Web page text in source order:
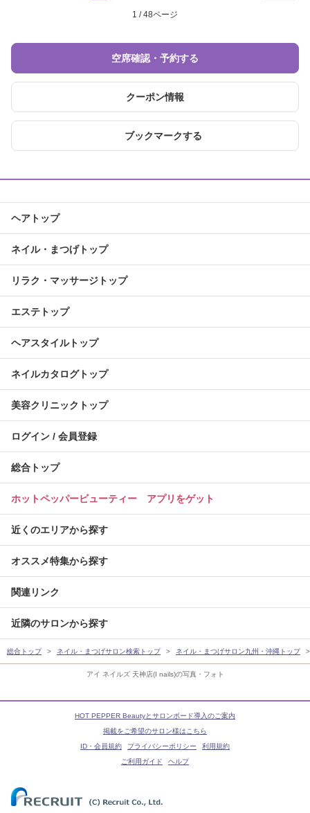
アイ ネイルズ 天神店(I nails)の写真・フォト
1 / 48ページ
空席確認・予約する
クーポン情報
ブックマークする
ヘアトップ
ネイル・まつげトップ
リラク・マッサージトップ
エステトップ
ヘアスタイルトップ
ネイルカタログトップ
美容クリニックトップ
ログイン / 会員登録
総合トップ
ホットペッパービューティー アプリをゲット
近くのエリアから探す
オススメ特集から探す
関連リンク
近隣のサロンから探す
総合トップ ネイル・まつげサロン検索トップ ネイル・まつげサロン九州・沖縄トップ
HOT PEPPER Beautyとサロンボード導入のご案内
掲載をご希望のサロン様はこちら
ID・会員規約
プライバシーポリシー
利用規約
ご利用ガイド
ヘルプ